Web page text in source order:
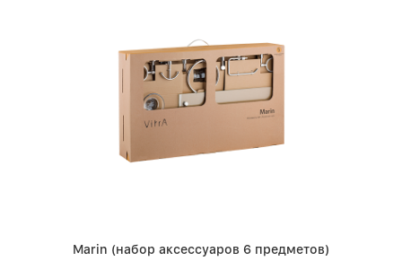
Marin (набор аксессуаров 6 предметов)